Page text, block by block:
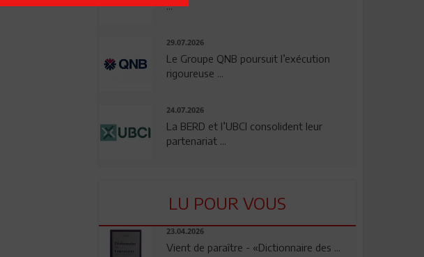
...
29.07.2026
Le Groupe QNB poursuit l’exécution
rigoureuse ...
24.07.2026
La BERD et l’UBCI consolident leur
partenariat ...
LU POUR VOUS
23.04.2026
Vient de paraître - «Dictionnaire des ...